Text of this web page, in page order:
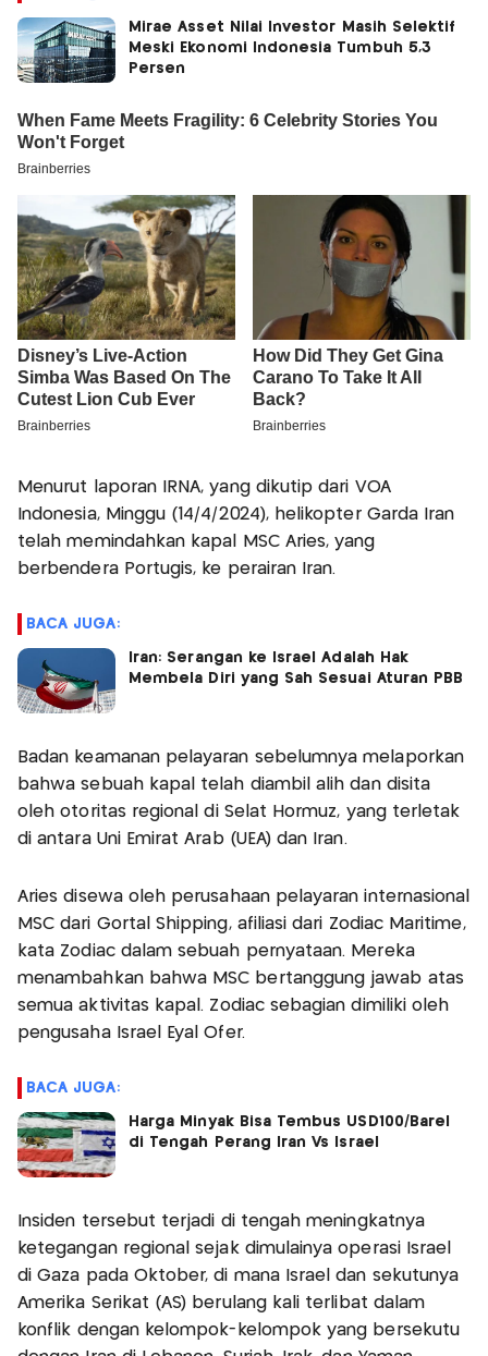
Mirae Asset Nilai Investor Masih Selektif
Meski Ekonomi Indonesia Tumbuh 5,3
Persen
Menurut laporan IRNA, yang dikutip dari VOA
Indonesia, Minggu (14/4/2024), helikopter Garda Iran
telah memindahkan kapal MSC Aries, yang
berbendera Portugis, ke perairan Iran.
BACA JUGA:
Iran: Serangan ke Israel Adalah Hak
Membela Diri yang Sah Sesuai Aturan PBB
Badan keamanan pelayaran sebelumnya melaporkan
bahwa sebuah kapal telah diambil alih dan disita
oleh otoritas regional di Selat Hormuz, yang terletak
di antara Uni Emirat Arab (UEA) dan Iran.
Aries disewa oleh perusahaan pelayaran internasional
MSC dari Gortal Shipping, afiliasi dari Zodiac Maritime,
kata Zodiac dalam sebuah pernyataan. Mereka
menambahkan bahwa MSC bertanggung jawab atas
semua aktivitas kapal. Zodiac sebagian dimiliki oleh
pengusaha Israel Eyal Ofer.
BACA JUGA:
Harga Minyak Bisa Tembus USD100/Barel
di Tengah Perang Iran Vs Israel
Insiden tersebut terjadi di tengah meningkatnya
ketegangan regional sejak dimulainya operasi Israel
di Gaza pada Oktober, di mana Israel dan sekutunya
Amerika Serikat (AS) berulang kali terlibat dalam
konflik dengan kelompok-kelompok yang bersekutu